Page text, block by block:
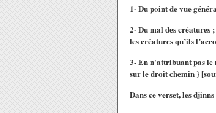
1- Du point de vue
2- Du mal des créatures
les créatures qu’ils
3- En n'attribuant pas le
sur le droit chemin }
Dans ce verset, les